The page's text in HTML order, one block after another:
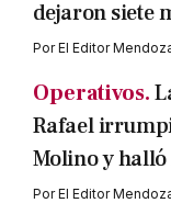
dejaron siete
PorEl Editor
Operativos.
Rafael
Molino y
PorEl Editor